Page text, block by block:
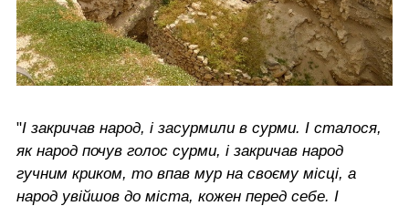
"І закричав народ, і засурмили в сурми. І сталося,
як народ почув голос сурми, і закричав народ
гучним криком, то впав мур на своєму місці, а
народ увійшов до міста, кожен перед себе. І